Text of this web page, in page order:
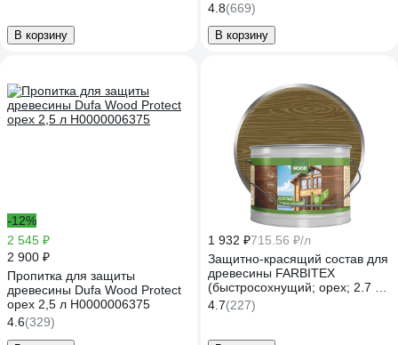
В корзину
4.8(669)
В корзину
-12%
2 545 ₽
2 900 ₽
Пропитка для защиты
древесины Dufa Wood Protect
орех 2,5 л Н0000006375
4.6(329)
1 932 ₽715.56 ₽/л
Защитно-красящий состав для
древесины FARBITEX
(быстросохнущий; орех; 2.7 л)
4300008482
4.7(227)